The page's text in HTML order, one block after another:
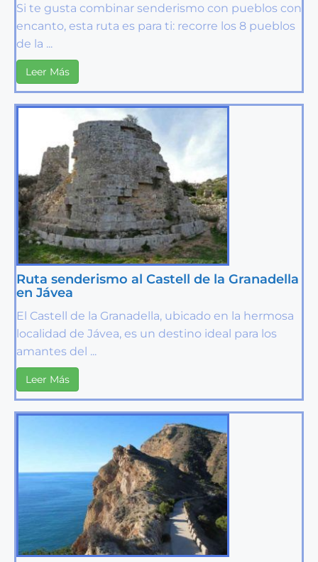
Si te gusta combinar senderismo con pueblos con
encanto, esta ruta es para ti: recorre los 8 pueblos
de la ...
Leer Más
Ruta senderismo al Castell de la Granadella
en Jávea
El Castell de la Granadella, ubicado en la hermosa
localidad de Jávea, es un destino ideal para los
amantes del ...
Leer Más